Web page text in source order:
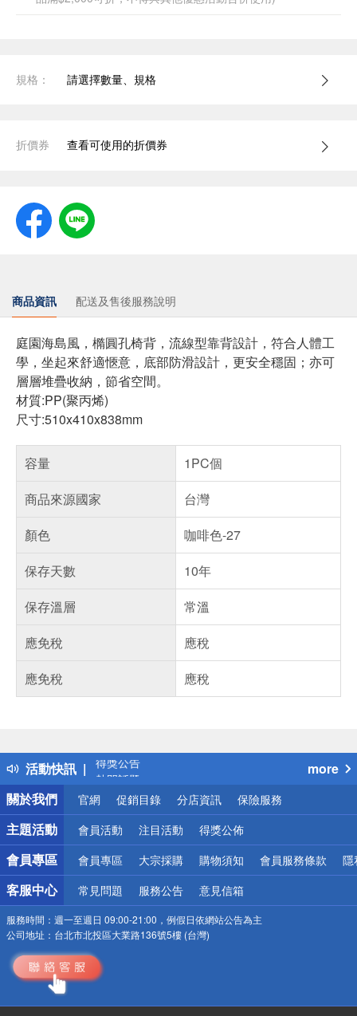
規格： 請選擇數量、規格
折價券 查看可使用的折價券
商品資訊 配送及售後服務說明
庭園海島風，橢圓孔椅背，流線型靠背設計，符合人體工
學，坐起來舒適愜意，底部防滑設計，更安全穩固；亦可
層層堆疊收納，節省空間。
材質:PP(聚丙烯)
尺寸:510x410x838mm
容量
1PC個
商品來源國家
台灣
顏色
咖啡色-27
保存天數
10年
保存溫層
常溫
應免稅
應稅
應免稅
應稅
活動快訊
得獎公告
熱門話題
銀行優惠
偏遠地區配送
詐騙網頁！請小心！
more
關於我們
官網 促銷目錄 分店資訊 保險服務
主題活動 會員活動 注目活動 得獎公佈
會員專區 會員專區 大宗採購 購物須知 會員服務條款 隱
客服中心 常見問題 服務公告 意見信箱
服務時間： 週一至週日 09:00-21:00，例假日依網站公告為主
公司地址： 台北市北投區大業路136號5樓 (台灣)